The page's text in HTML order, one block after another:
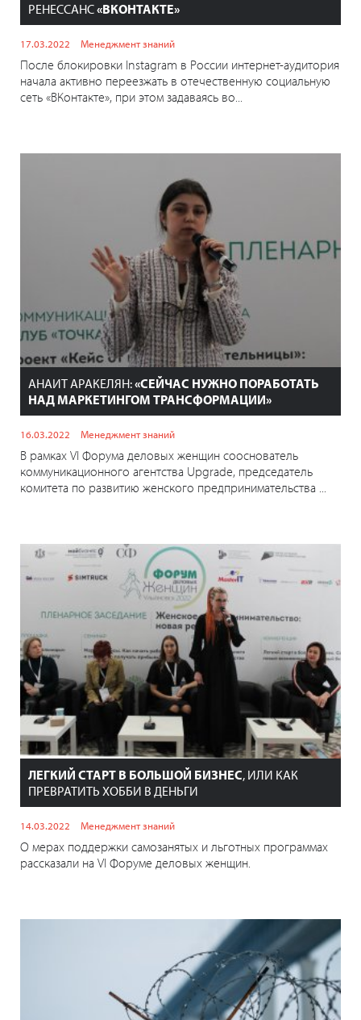
РЕНЕССАНС«ВКОНТАКТЕ»
17.03.2022 Менеджмент знаний
После блокировки Instagram в России интернет-аудитория
начала активно переезжать в отечественную социальную
сеть «ВКонтакте», при этом задаваясь во...
АНАИТ АРАКЕЛЯН:«СЕЙЧАС НУЖНО ПОРАБОТАТЬ
НАД МАРКЕТИНГОМ ТРАНСФОРМАЦИИ»
16.03.2022 Менеджмент знаний
В рамках VI Форума деловых женщин сооснователь
коммуникационного агентства Upgrade, председатель
комитета по развитию женского предпринимательства ...
ЛЕГКИЙ СТАРТ В БОЛЬШОЙ БИЗНЕС, ИЛИ КАК
ПРЕВРАТИТЬ ХОББИ В ДЕНЬГИ
14.03.2022 Менеджмент знаний
О мерах поддержки самозанятых и льготных программах
рассказали на VI Форуме деловых женщин.